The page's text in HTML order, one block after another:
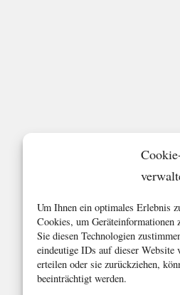
Um Ihnen ein optimales Erlebnis
Cookies, um Geräteinformationen
Sie diesen Technologien
eindeutige IDs auf dieser
erteilen oder sie zurückziehen,
beeinträchtigt werden.